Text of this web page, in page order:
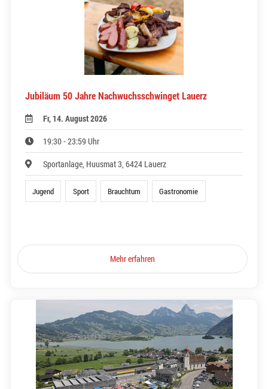
Jubiläum 50 Jahre Nachwuchsschwinget Lauerz
Fr, 14. August 2026
19:30 - 23:59 Uhr
Sportanlage, Huusmat 3, 6424 Lauerz
Jugend Sport Brauchtum Gastronomie
Mehr erfahren